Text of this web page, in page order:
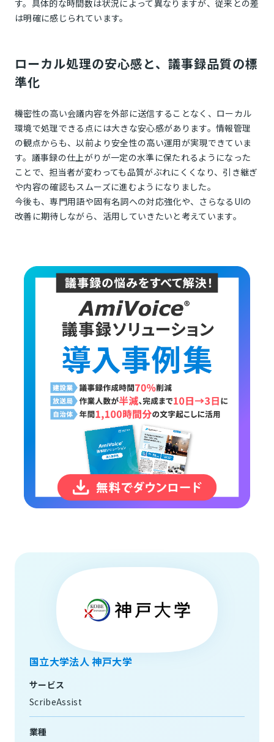
す。具体的な時間数は状況によって異なりますが、従来との差
は明確に感じられています。
ローカル処理の安心感と、議事録品質の標
準化
機密性の高い会議内容を外部に送信することなく、ローカル
環境で処理できる点には大きな安心感があります。情報管理
の観点からも、以前より安全性の高い運用が実現できていま
す。議事録の仕上がりが一定の水準に保たれるようになった
ことで、担当者が変わっても品質がぶれにくくなり、引き継ぎ
や内容の確認もスムーズに進むようになりました。
今後も、専門用語や固有名詞への対応強化や、さらなるUIの
改善に期待しながら、活用していきたいと考えています。
国立大学法人 神戸大学
サービス
ScribeAssist
業種